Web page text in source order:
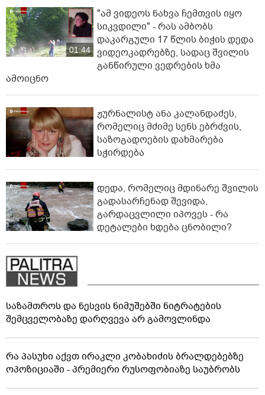
01:44
"ამ ვიდეოს ნახვა ჩემთვის იყო
სიკვდილი" - რას ამბობს
დაკარგული 17 წლის ბიჭის დედა
ვიდეოკადრებზე, სადაც შვილის
განწირული ვედრების ხმა
ამოიცნო
ჟურნალისტ ანა კალანდაძეს,
რომელიც მძიმე სენს ებრძვის,
საზოგადოების დახმარება
სჭირდება
დედა, რომელიც მდინარე შვილის
გადასარჩენად შევიდა,
გარდაცვლილი იპოვეს - რა
დეტალები ხდება ცნობილი?
საზამთროს და ნესვის ნიმუშებში ნიტრატების
შემცველობაზე დარღვევა არ გამოვლინდა
რა პასუხი აქვთ ირაკლი კობახიძის ბრალდებებზე
ოპოზიციაში - პრემიერი რუსოფობიაზე საუბრობს